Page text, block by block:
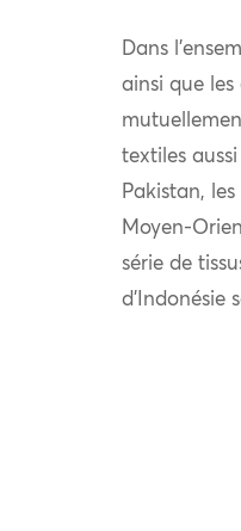
Dans
ainsi que les
textiles
Pakistan,
Moyen-
série de
d’Indonésie